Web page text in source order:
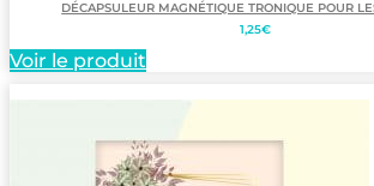
DÉCAPSULEUR MAGNÉTIQUE TRONIQUE POUR
1,25€
Voir le produit